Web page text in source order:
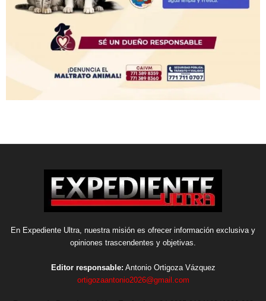
En Expediente Ultra, nuestra misión es ofrecer información exclusiva y
opiniones trascendentes y objetivas.
Editor responsable: Antonio Ortigoza Vázquez
ortigozaantonio2026@gmail.com